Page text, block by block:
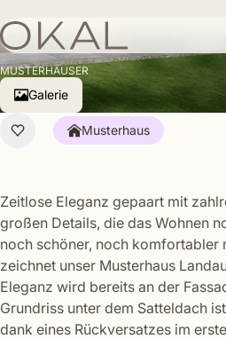
Musterhaus
MUSTERHÄUSER
Galerie
Musterhaus
Zeitlose Eleganz gepaart mit
großen Details, die das Wohnen
noch schöner, noch komfortabler
zeichnet unser Musterhaus
Eleganz wird bereits an der
Grundriss unter dem Satteldach
dank eines Rückversatzes im